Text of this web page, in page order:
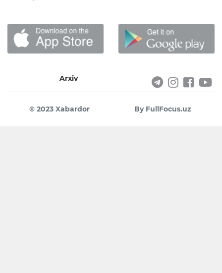
Arxiv
© 2023 Xabardor By FullFocus.uz